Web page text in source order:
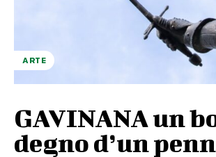
ARTE
GAVINANA un
degno d’un